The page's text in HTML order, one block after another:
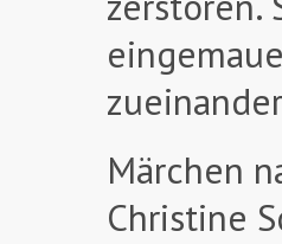
Märchen
Christine